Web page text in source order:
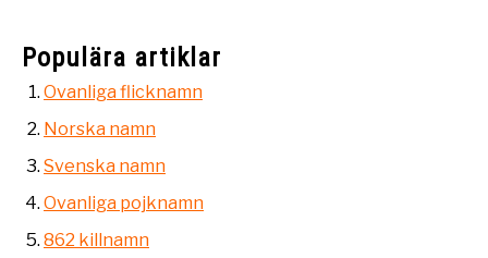
Populära artiklar
Ovanliga flicknamn
Norska namn
Svenska namn
Ovanliga pojknamn
862 killnamn